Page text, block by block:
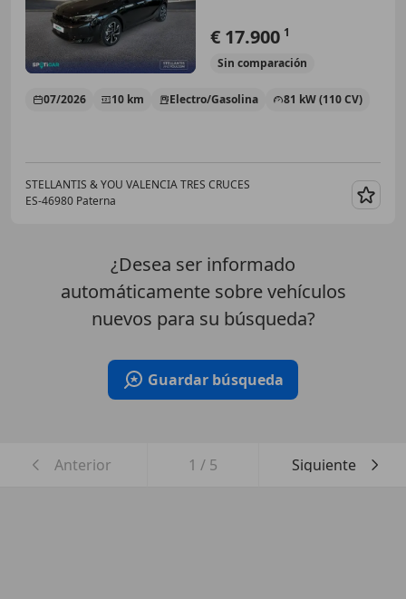
€ 17.900 1
Sin comparación
07/2026 10 km Electro/Gasolina 81 kW (110 CV)
STELLANTIS & YOU VALENCIA TRES CRUCES
ES-46980 Paterna
¿Desea ser informado
automáticamente sobre vehículos
nuevos para su búsqueda?
Guardar búsqueda
Anterior 1 / 5 Siguiente